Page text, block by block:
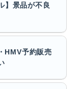
】景品が不良
HMV予約販売